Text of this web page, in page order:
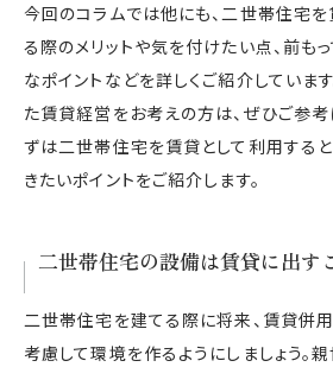
今回のコラムでは他にも、二世帯住宅
る際のメリットや気を付けたい点、前も
なポイントなどを詳しくご紹介していま
た賃貸経営をお考えの方は、ぜひご参考
ずは二世帯住宅を賃貸として利用すると
きたいポイントをご紹介します。
二世帯住宅の設備は賃貸に出す
二世帯住宅を建てる際に将来、賃貸併
考慮して環境を作るようにしましょう。